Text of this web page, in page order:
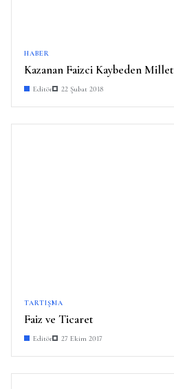
HABER
Kazanan Faizci Kaybeden Millet
Editör 22 Şubat 2018
TARTIŞMA
Faiz ve Ticaret
Editör 27 Ekim 2017